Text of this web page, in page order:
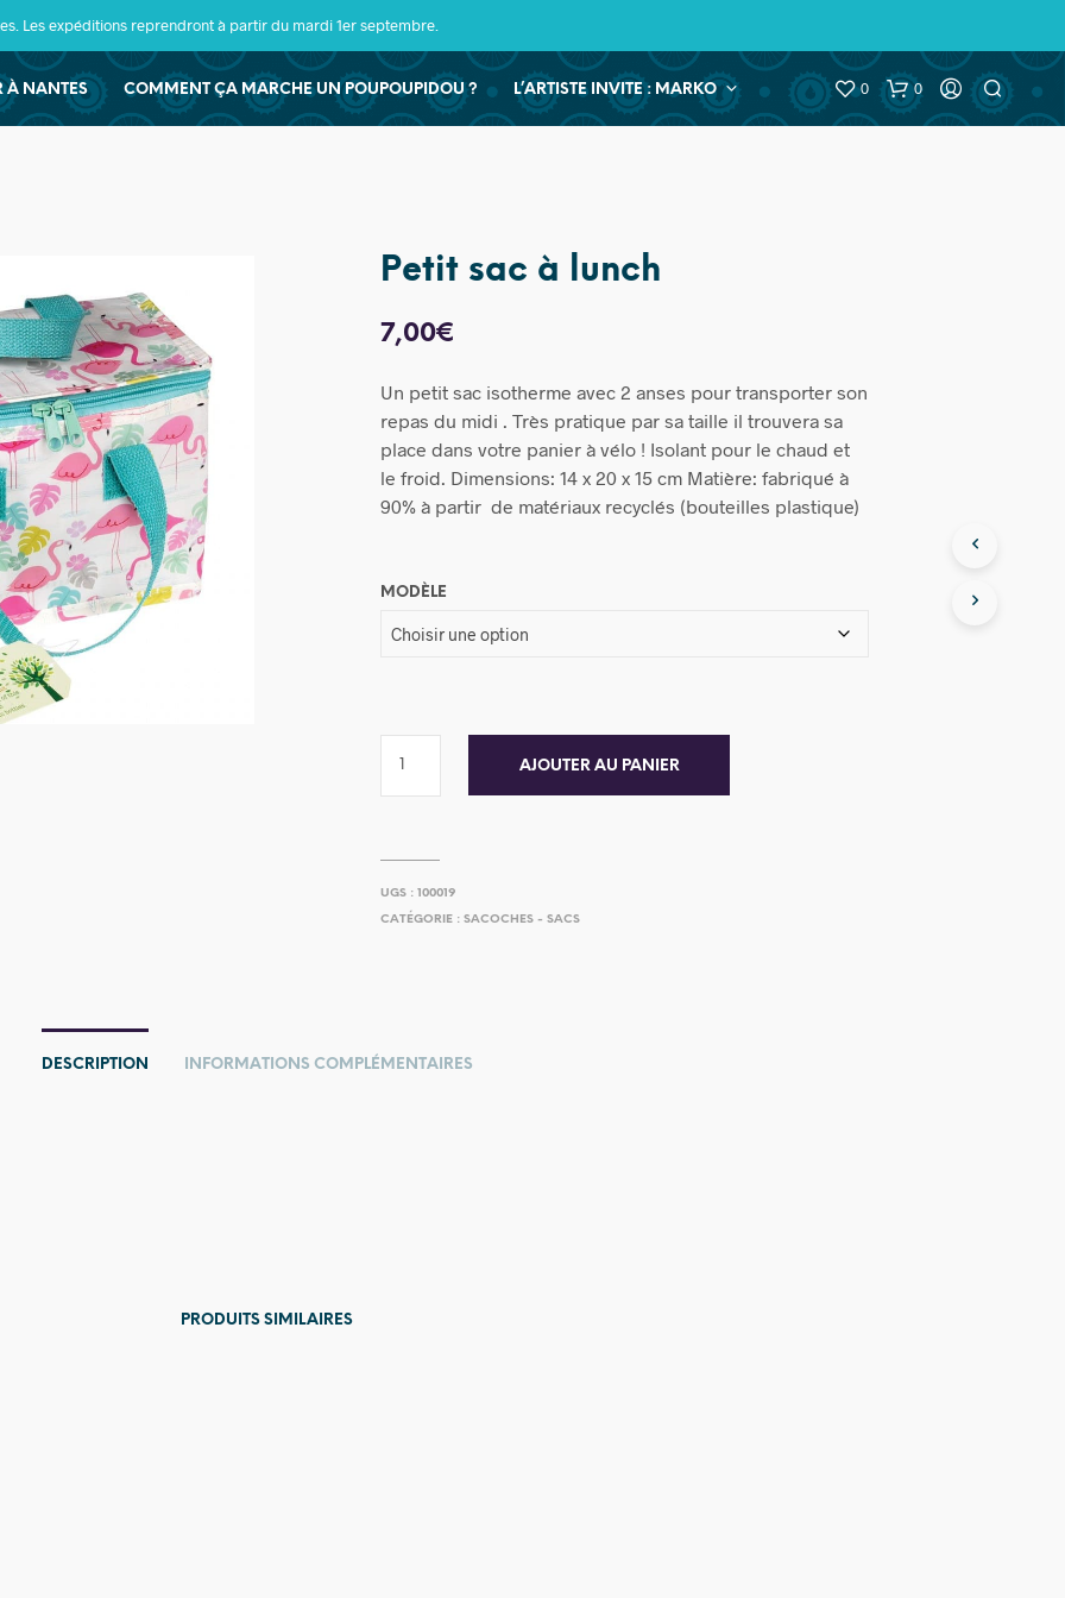
Les expéditions reprendront à partir du mardi 1er septembre.
À NANTES COMMENT ÇA MARCHE UN POUPOUPIDOU ? L’ARTISTE INVITE : MARKO 0 0
Petit sac à lunch
7,00€
Un petit sac isotherme avec 2 anses pour transporter son
repas du midi . Très pratique par sa taille il trouvera sa
place dans votre panier à vélo ! Isolant pour le chaud et
le froid. Dimensions: 14 x 20 x 15 cm Matière: fabriqué à
90% à partir de matériaux recyclés (bouteilles plastique)
MODÈLE
AJOUTER AU PANIER
UGS : 100019
CATÉGORIE :SACOCHES - SACS
DESCRIPTION INFORMATIONS COMPLÉMENTAIRES
PRODUITS SIMILAIRES